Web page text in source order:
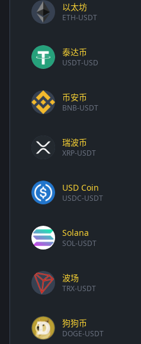
以太坊
ETH-USDT
泰达币
USDT-USD
币安币
BNB-USDT
瑞波币
XRP-USDT
USD Coin
USDC-USDT
Solana
SOL-USDT
波场
TRX-USDT
狗狗币
DOGE-USDT